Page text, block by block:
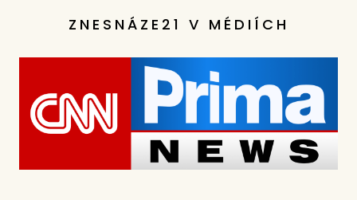
ZNESNÁZE21 V MÉDIÍCH